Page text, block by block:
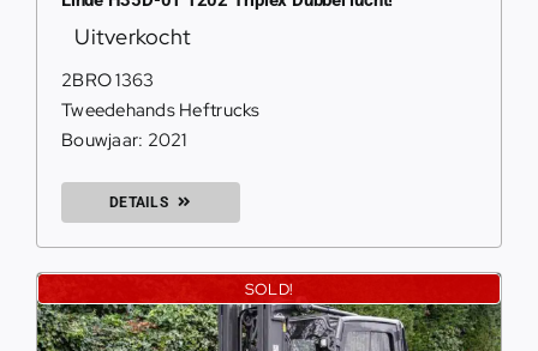
Uitverkocht
2BRO 1363
Tweedehands Heftrucks
Bouwjaar: 2021
DETAILS
SOLD!